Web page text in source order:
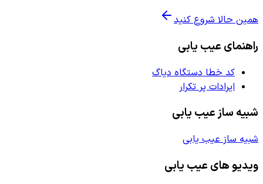
همین حالا شروع کنید
راهنمای عیب یابی
کد خطا دستگاه دیاگ
ایرادات پر تکرار
شبیه ساز عیب یابی
شبیه ساز عیب یابی
ویدیو های عیب یابی